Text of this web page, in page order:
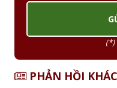
(*)
PHẢN HỒI